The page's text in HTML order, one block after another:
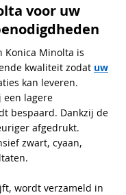
voor uw
Konica Minolta is
kwaliteit zodat uw
kan leveren.
een lagere
bespaard. Dankzij de
afgedrukt.
zwart, cyaan,
wordt verzameld in